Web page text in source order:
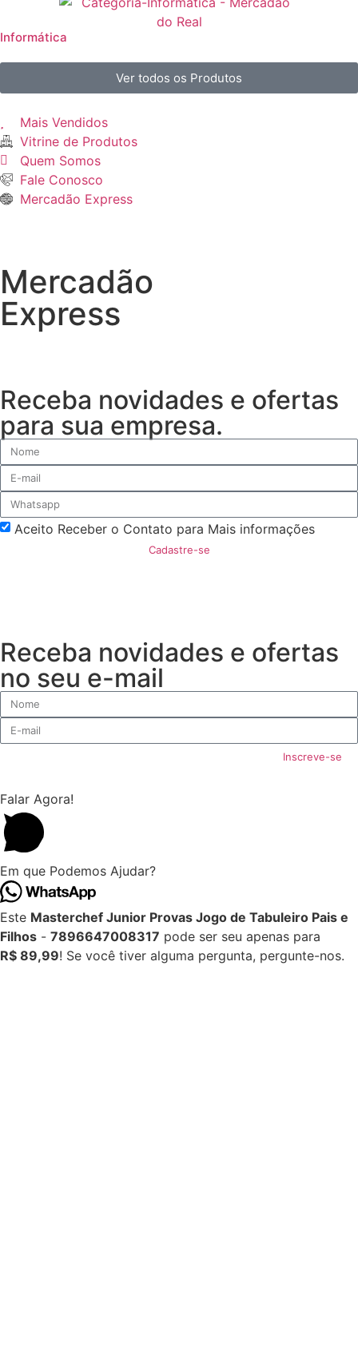
Informática
Ver todos os Produtos
Mais Vendidos
Vitrine de Produtos
Quem Somos
Fale Conosco
Mercadão Express
Mercadão
Express
Receba novidades e ofertas
para sua empresa.
Aceito Receber o Contato para Mais informações
Cadastre-se
Receba novidades e ofertas
no seu e-mail
Inscreve-se
Falar Agora!
Em que Podemos Ajudar?
Este Masterchef Junior Provas Jogo de Tabuleiro Pais e
Filhos - 7896647008317 pode ser seu apenas para
R$ 89,99! Se você tiver alguma pergunta, pergunte-nos.